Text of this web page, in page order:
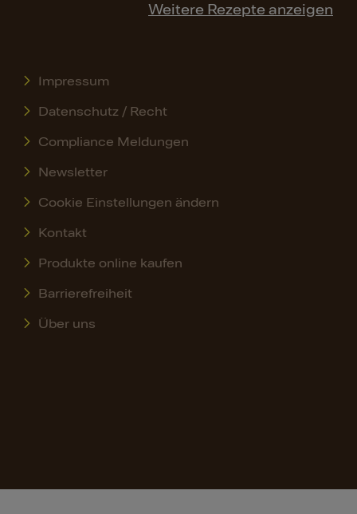
Weitere Rezepte anzeigen
Impressum
Datenschutz / Recht
Compliance Meldungen
Newsletter
Cookie Einstellungen ändern
Kontakt
Produkte online kaufen
Barrierefreiheit
Über uns